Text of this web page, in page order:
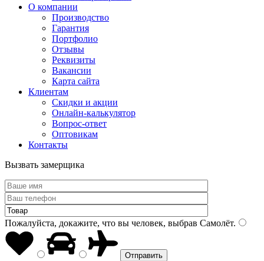
О компании
Производство
Гарантия
Портфолио
Отзывы
Реквизиты
Вакансии
Карта сайта
Клиентам
Скидки и акции
Онлайн-калькулятор
Вопрос-ответ
Оптовикам
Контакты
Вызвать замерщика
Пожалуйста, докажите, что вы человек, выбрав Самолёт.